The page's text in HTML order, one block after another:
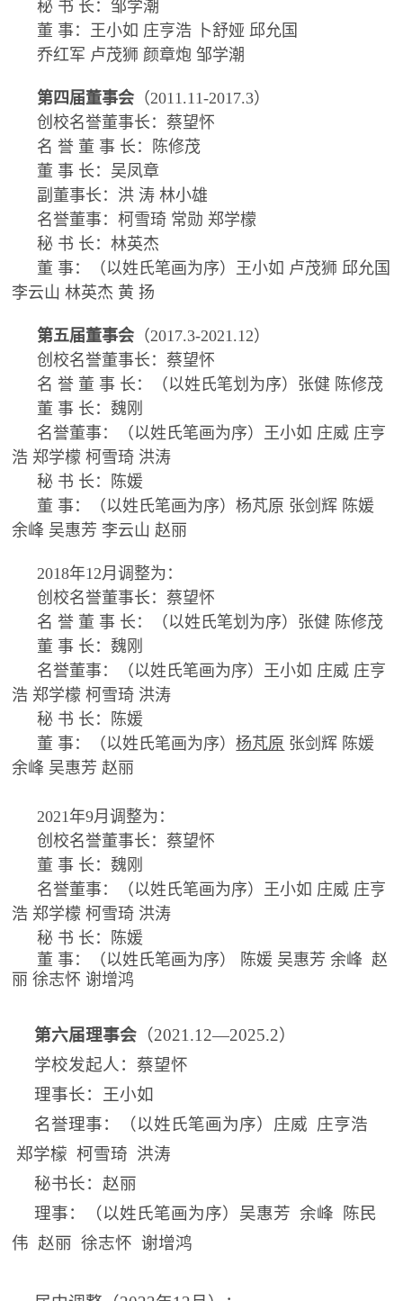
秘 书 长：邹学潮
董 事：王小如 庄亨浩 卜舒娅 邱允国
乔红军 卢茂狮 颜章炮 邹学潮
第四届董事会 （2011.11-2017.3）
创校名誉董事长：蔡望怀
名 誉 董 事 长：陈修茂
董 事 长：吴凤章
副董事长：洪 涛 林小雄
名誉董事：柯雪琦 常勋 郑学檬
秘 书 长：林英杰
董 事：（以姓氏笔画为序）王小如 卢茂狮 邱允国
李云山 林英杰 黄 扬
第五届董事会 （2017.3-2021.12）
创校名誉董事长：蔡望怀
名 誉 董 事 长：（以姓氏笔划为序）张健 陈修茂
董 事 长：魏刚
名誉董事：（以姓氏笔画为序）王小如 庄威 庄亨
浩 郑学檬 柯雪琦 洪涛
秘 书 长：陈媛
董 事：（以姓氏笔画为序）杨芃原 张剑辉 陈媛
余峰 吴惠芳 李云山 赵丽
2018年12月调整为：
创校名誉董事长：蔡望怀
名 誉 董 事 长：（以姓氏笔划为序）张健 陈修茂
董 事 长：魏刚
名誉董事：（以姓氏笔画为序）王小如 庄威 庄亨
浩 郑学檬 柯雪琦 洪涛
秘 书 长：陈媛
董 事：（以姓氏笔画为序）杨芃原 张剑辉 陈媛
余峰 吴惠芳 赵丽
2021年9月调整为：
创校名誉董事长：蔡望怀
董 事 长：魏刚
名誉董事：（以姓氏笔画为序）王小如 庄威 庄亨
浩 郑学檬 柯雪琦 洪涛
秘 书 长：陈媛
董 事：（以姓氏笔画为序） 陈媛 吴惠芳余峰 赵
丽 徐志怀 谢增鸿
第六届理事会 （2021.12—2025.2）
学校发起人：蔡望怀
理事长：王小如
名誉理事：（以姓氏笔画为序）庄威 庄亨浩
郑学檬 柯雪琦 洪涛
秘书长：赵丽
理事：（以姓氏笔画为序）吴惠芳 余峰 陈民
伟 赵丽 徐志怀 谢增鸿